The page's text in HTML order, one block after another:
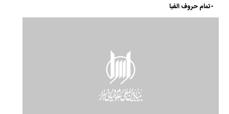
-تمام حروف الفبا